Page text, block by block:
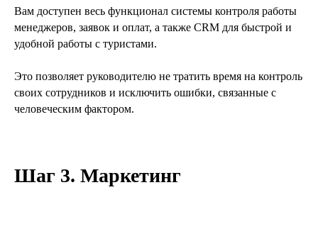
Вам доступен весь функционал системы контроля работы
менеджеров, заявок и оплат, а также CRM для быстрой и
удобной работы с туристами.
Это позволяет руководителю не тратить время на контроль
своих сотрудников и исключить ошибки, связанные с
человеческим фактором.
Шаг 3. Маркетинг